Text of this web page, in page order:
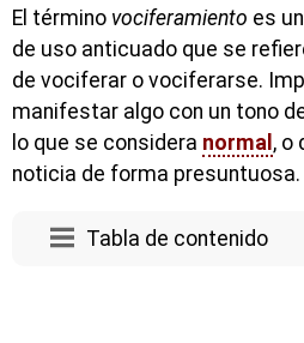
El término vociferamiento es
de uso anticuado que se
de vociferar o vociferarse.
manifestar algo con un tono
lo que se considera normal , o
noticia de forma presuntuosa.
Tabla de contenido